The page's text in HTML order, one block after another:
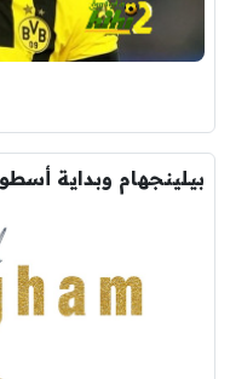
بيلينجهام وبداية